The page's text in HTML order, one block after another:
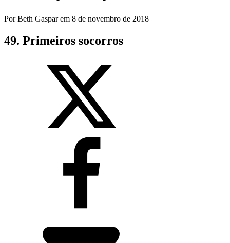
PorBeth Gasparem 8 de novembro de 2018
49. Primeiros socorros